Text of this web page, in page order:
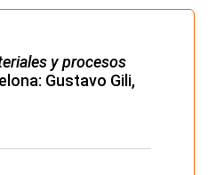
y procesos
Gustavo Gili,